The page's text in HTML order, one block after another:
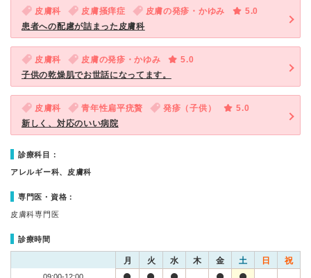
皮膚科 皮膚掻痒症 皮膚の発疹・かゆみ
5.0
患者への配慮が詰まった皮膚科
皮膚科 皮膚の発疹・かゆみ
5.0
子供の乾燥肌でお世話になってます。
皮膚科 青年性扁平疣贅 発疹（子供）
5.0
新しく、対応のいい病院
診療科目：
アレルギー科、皮膚科
専門医・資格：
皮膚科専門医
診療時間
月 火 水 木 金 土 日 祝